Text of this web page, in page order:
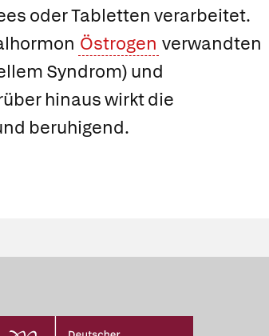
oder Tabletten verarbeitet.
Östrogen verwandten
Syndrom) und
hinaus wirkt die
beruhigend.